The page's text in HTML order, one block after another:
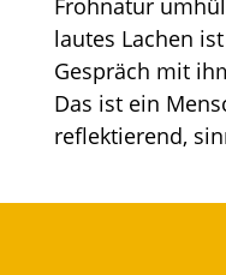
Frohnatur
lautes Lachen
Gespräch mit
Das ist ein
reflektierend,